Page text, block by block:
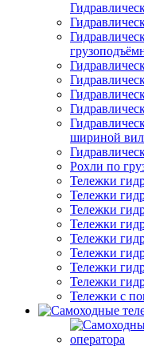
шириной вил
Рохли по
Тележки
Тележки
Тележки
Тележки
Тележки
Тележки
Тележки
Тележки
Тележки с